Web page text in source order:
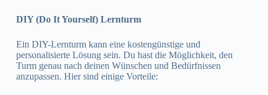
DIY (Do It Yourself) Lernturm
Ein DIY-Lernturm kann eine kostengünstige und
personalisierte Lösung sein. Du hast die Möglichkeit, den
Turm genau nach deinen Wünschen und Bedürfnissen
anzupassen. Hier sind einige Vorteile: